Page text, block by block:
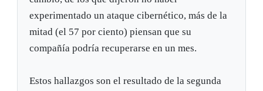
experimentado un ataque cibernético, más de la
mitad (el 57 por ciento) piensan que su
compañía podría recuperarse en un mes.
Estos hallazgos son el resultado de la segunda